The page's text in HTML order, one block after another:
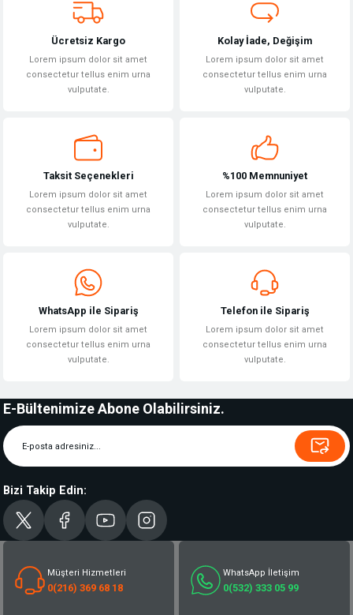
Bu ürüne benzer farklı alternatifler olmalı.
Ücretsiz Kargo
Lorem ipsum dolor sit amet
consectetur tellus enim urna
vulputate.
Kolay İade, Değişim
Lorem ipsum dolor sit amet
consectetur tellus enim urna
vulputate.
Taksit Seçenekleri
Lorem ipsum dolor sit amet
consectetur tellus enim urna
vulputate.
%100 Memnuniyet
Lorem ipsum dolor sit amet
consectetur tellus enim urna
vulputate.
WhatsApp ile Sipariş
Lorem ipsum dolor sit amet
consectetur tellus enim urna
vulputate.
Telefon ile Sipariş
Lorem ipsum dolor sit amet
consectetur tellus enim urna
vulputate.
E-Bültenimize Abone Olabilirsiniz.
Bizi Takip Edin:
Müşteri Hizmetleri
0(216) 369 68 18
WhatsApp İletişim
0(532) 333 05 99